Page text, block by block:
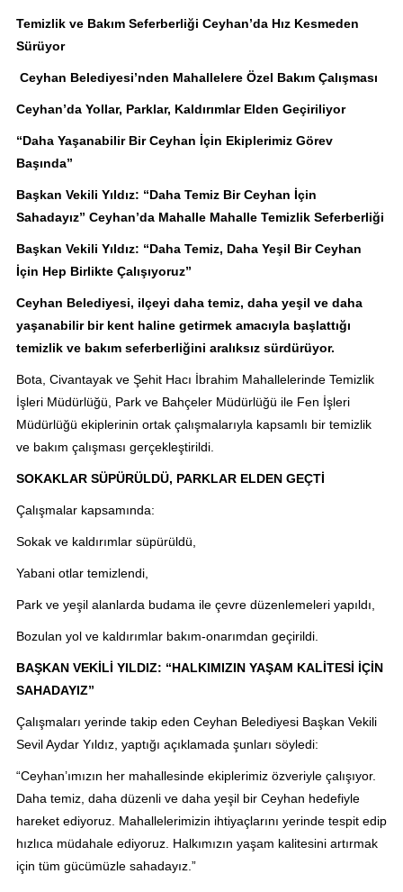
Temizlik ve Bakım Seferberliği Ceyhan’da Hız Kesmeden
Sürüyor
Ceyhan Belediyesi’nden Mahallelere Özel Bakım Çalışması
Ceyhan’da Yollar, Parklar, Kaldırımlar Elden Geçiriliyor
“Daha Yaşanabilir Bir Ceyhan İçin Ekiplerimiz Görev
Başında”
Başkan Vekili Yıldız: “Daha Temiz Bir Ceyhan İçin
Sahadayız” Ceyhan’da Mahalle Mahalle Temizlik Seferberliği
Başkan Vekili Yıldız: “Daha Temiz, Daha Yeşil Bir Ceyhan
İçin Hep Birlikte Çalışıyoruz”
Ceyhan Belediyesi, ilçeyi daha temiz, daha yeşil ve daha
yaşanabilir bir kent haline getirmek amacıyla başlattığı
temizlik ve bakım seferberliğini aralıksız sürdürüyor.
Bota, Civantayak ve Şehit Hacı İbrahim Mahallelerinde Temizlik
İşleri Müdürlüğü, Park ve Bahçeler Müdürlüğü ile Fen İşleri
Müdürlüğü ekiplerinin ortak çalışmalarıyla kapsamlı bir temizlik
ve bakım çalışması gerçekleştirildi.
SOKAKLAR SÜPÜRÜLDÜ, PARKLAR ELDEN GEÇTİ
Çalışmalar kapsamında:
Sokak ve kaldırımlar süpürüldü,
Yabani otlar temizlendi,
Park ve yeşil alanlarda budama ile çevre düzenlemeleri yapıldı,
Bozulan yol ve kaldırımlar bakım-onarımdan geçirildi.
BAŞKAN VEKİLİ YILDIZ: “HALKIMIZIN YAŞAM KALİTESİ İÇİN
SAHADAYIZ”
Çalışmaları yerinde takip eden Ceyhan Belediyesi Başkan Vekili
Sevil Aydar Yıldız, yaptığı açıklamada şunları söyledi:
“Ceyhan’ımızın her mahallesinde ekiplerimiz özveriyle çalışıyor.
Daha temiz, daha düzenli ve daha yeşil bir Ceyhan hedefiyle
hareket ediyoruz. Mahallelerimizin ihtiyaçlarını yerinde tespit edip
hızlıca müdahale ediyoruz. Halkımızın yaşam kalitesini artırmak
için tüm gücümüzle sahadayız.”